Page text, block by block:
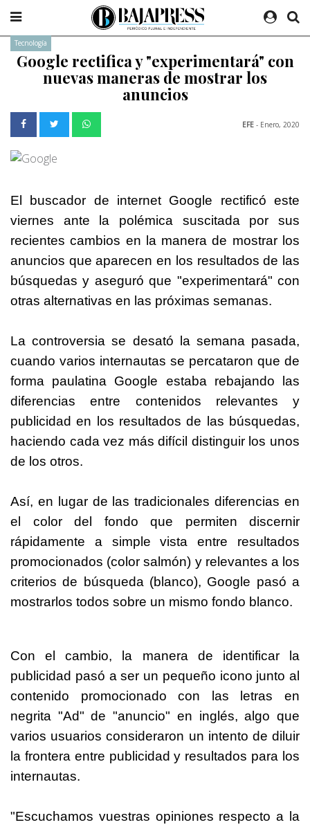
Tecnología
Google rectifica y "experimentará" con
nuevas maneras de mostrar los
anuncios
EFE - Enero, 2020
El buscador de internet Google rectificó este
viernes ante la polémica suscitada por sus
recientes cambios en la manera de mostrar los
anuncios que aparecen en los resultados de las
búsquedas y aseguró que "experimentará" con
otras alternativas en las próximas semanas.
La controversia se desató la semana pasada,
cuando varios internautas se percataron que de
forma paulatina Google estaba rebajando las
diferencias entre contenidos relevantes y
publicidad en los resultados de las búsquedas,
haciendo cada vez más difícil distinguir los unos
de los otros.
Así, en lugar de las tradicionales diferencias en
el color del fondo que permiten discernir
rápidamente a simple vista entre resultados
promocionados (color salmón) y relevantes a los
criterios de búsqueda (blanco), Google pasó a
mostrarlos todos sobre un mismo fondo blanco.
Con el cambio, la manera de identificar la
publicidad pasó a ser un pequeño icono junto al
contenido promocionado con las letras en
negrita "Ad" de "anuncio" en inglés, algo que
varios usuarios consideraron un intento de diluir
la frontera entre publicidad y resultados para los
internautas.
"Escuchamos vuestras opiniones respecto a la